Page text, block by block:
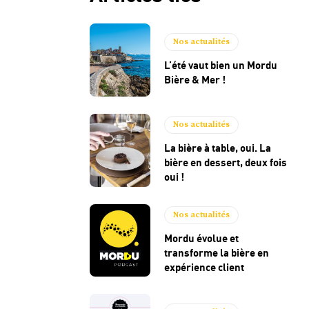
Nos actualités
L’été vaut bien un Mordu
Bière & Mer !
Nos actualités
La bière à table, oui. La
bière en dessert, deux fois
oui !
Nos actualités
Mordu évolue et
transforme la bière en
expérience client